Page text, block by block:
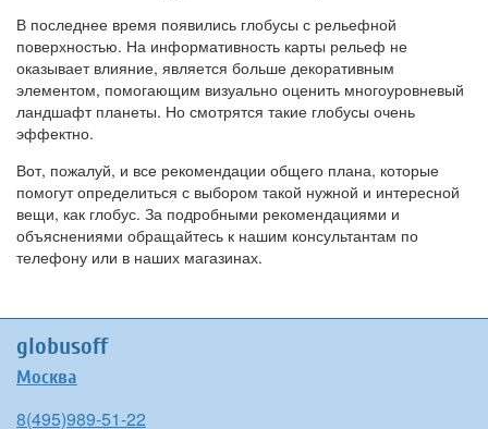
В последнее время появились глобусы с рельефной
поверхностью. На информативность карты рельеф не
оказывает влияние, является больше декоративным
элементом, помогающим визуально оценить многоуровневый
ландшафт планеты. Но смотрятся такие глобусы очень
эффектно.
Вот, пожалуй, и все рекомендации общего плана, которые
помогут определиться с выбором такой нужной и интересной
вещи, как глобус. За подробными рекомендациями и
объяснениями обращайтесь к нашим консультантам по
телефону или в наших магазинах.
globusoff
Москва
8(495)989-51-22